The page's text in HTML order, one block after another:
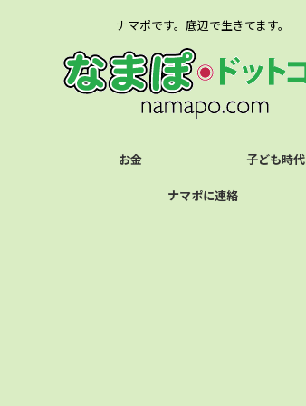
ナマポです。底辺で生きてます。
お金 子ども時代
ナマポに連絡